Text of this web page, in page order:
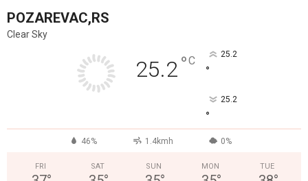
POZAREVAC,RS
Clear Sky
25.2°C 25.2
°
25.2
°
46% 1.4kmh 0%
FRI SAT SUN MON TUE